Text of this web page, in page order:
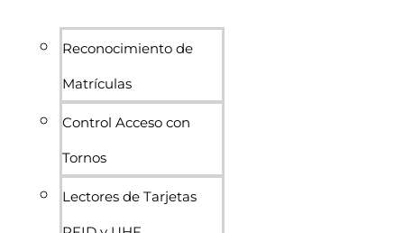
Reconocimiento de
Matrículas
Control Acceso con
Tornos
Lectores de Tarjetas